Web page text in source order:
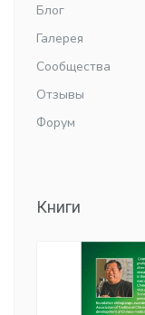
Блог
Галерея
Сообщества
Отзывы
Форум
Книги